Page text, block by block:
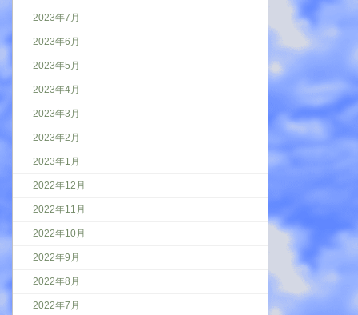
2023年7月
2023年6月
2023年5月
2023年4月
2023年3月
2023年2月
2023年1月
2022年12月
2022年11月
2022年10月
2022年9月
2022年8月
2022年7月